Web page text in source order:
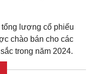
lượng cổ phiếu
chào bán cho các
trong năm 2024.